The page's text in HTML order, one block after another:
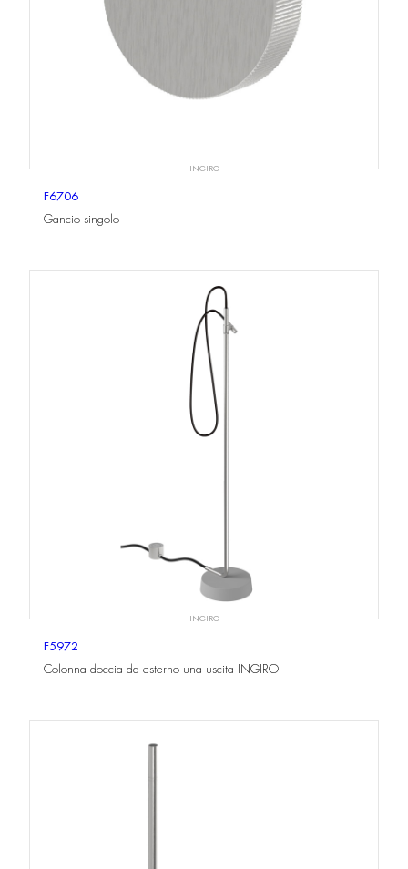
INGIRO
F6706
Gancio singolo
INGIRO
F5972
Colonna doccia da esterno una uscita INGIRO